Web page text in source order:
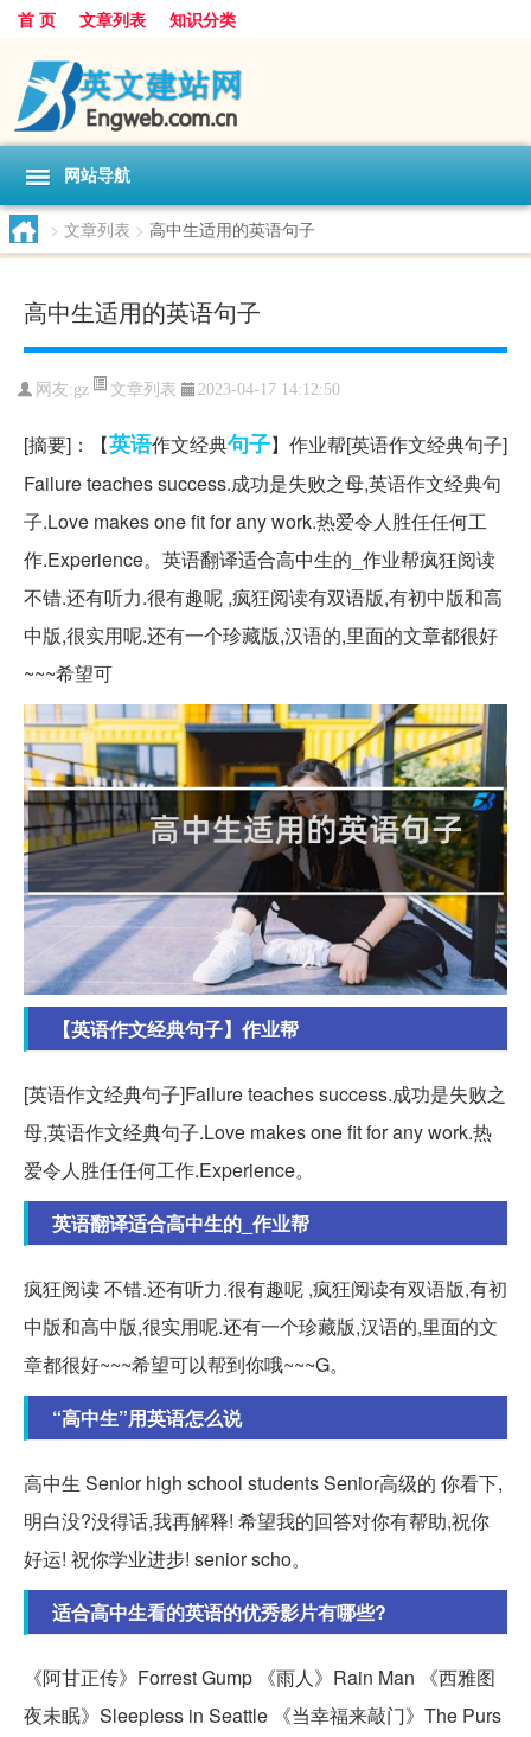
首 页 文章列表 知识分类
网站导航
> 文章列表 > 高中生适用的英语句子
高中生适用的英语句子
网友:gz 文章列表 2023-04-17 14:12:50
[摘要]：【英语作文经典句子】作业帮[英语作文经典句子]
Failure teaches success.成功是失败之母,英语作文经典句
子.Love makes one fit for any work.热爱令人胜任任何工
作.Experience。英语翻译适合高中生的_作业帮疯狂阅读
不错.还有听力.很有趣呢 ,疯狂阅读有双语版,有初中版和高
中版,很实用呢.还有一个珍藏版,汉语的,里面的文章都很好
~~~希望可
【英语作文经典句子】作业帮
[英语作文经典句子]Failure teaches success.成功是失败之
母,英语作文经典句子.Love makes one fit for any work.热
爱令人胜任任何工作.Experience。
英语翻译适合高中生的_作业帮
疯狂阅读 不错.还有听力.很有趣呢 ,疯狂阅读有双语版,有初
中版和高中版,很实用呢.还有一个珍藏版,汉语的,里面的文
章都很好~~~希望可以帮到你哦~~~G。
“高中生”用英语怎么说
高中生 Senior high school students Senior高级的 你看下,
明白没?没得话,我再解释! 希望我的回答对你有帮助,祝你
好运! 祝你学业进步! senior scho。
适合高中生看的英语的优秀影片有哪些?
《阿甘正传》Forrest Gump 《雨人》Rain Man 《西雅图
夜未眠》Sleepless in Seattle 《当幸福来敲门》The Purs